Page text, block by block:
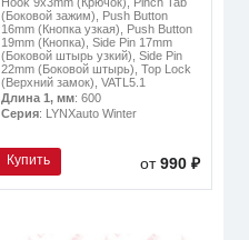
(Боковой зажим), Push Button
16mm (Кнопка узкая), Push Button
19mm (Кнопка), Side Pin 17mm
(Боковой штырь узкий), Side Pin
22mm (Боковой штырь), Top Lock
(Верхний замок), VATL5.1
Длина 1, мм: 600
Серия: LYNXauto Winter
Купить от990 ₽